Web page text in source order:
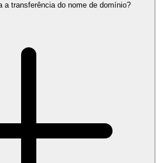
a transferência do nome de domínio?